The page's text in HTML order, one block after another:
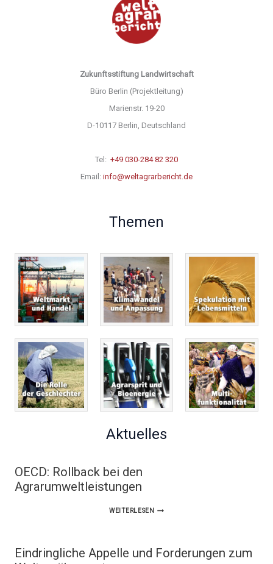
Zukunftsstiftung Landwirtschaft
Büro Berlin (Projektleitung)
Marienstr. 19-20
D-10117 Berlin, Deutschland
Tel: +49 030-284 82 320
Email: info@weltagrarbericht.de
Themen
Aktuelles
OECD: Rollback bei den
Agrarumweltleistungen
WEITERLESENOECD:
Eindringliche Appelle und Forderungen zum